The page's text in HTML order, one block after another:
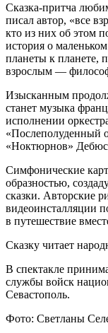
Сказка-притча
писал автор, «все
кто из них об этом
история о
планеты к планете,
взрослым —
Изысканным
станет музыка
исполнении
«Послеполуденный
«Ноктюрнов»
Симфонические
образностью,
сказки. Авторские
видеоинсталляции
в путешествие
Сказку читает
В спектакле
службы войск
Севастополь.
Фото: Светланы